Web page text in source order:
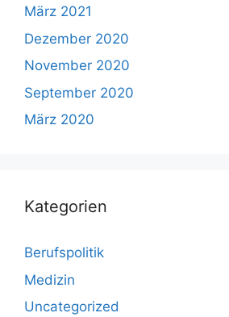
März 2021
Dezember 2020
November 2020
September 2020
März 2020
Kategorien
Berufspolitik
Medizin
Uncategorized